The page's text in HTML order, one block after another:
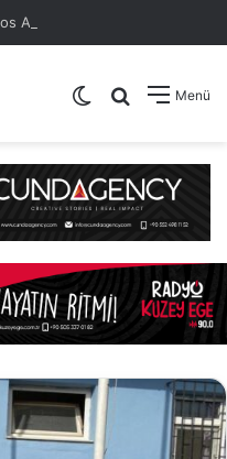
Menü
Arama yap
Dış görünümü